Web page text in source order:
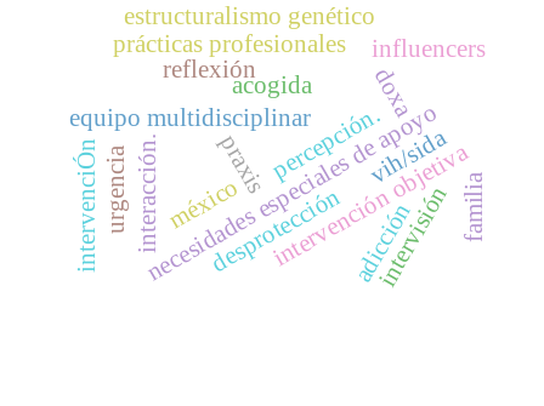
acogida
equipo multidisciplinar
intervención objetiva
praxis
reflexión
necesidades especiales de apoyo
prácticas profesionales
interacción. intervisión
percepción.
desprotección
vih/sida
estructuralismo genético
doxa
influencers
méxico
urgencia
intervenciÓn familia
adicción